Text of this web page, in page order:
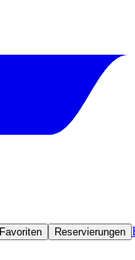
Favoriten Reservierungen